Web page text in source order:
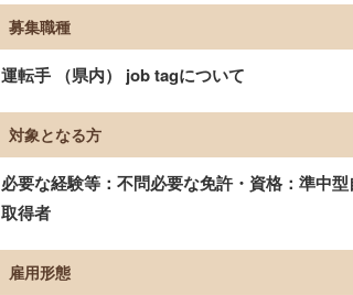
募集職種
運転手 （県内） job tagについて
対象となる方
必要な経験等：不問必要な免許・資格：準中
取得者
雇用形態